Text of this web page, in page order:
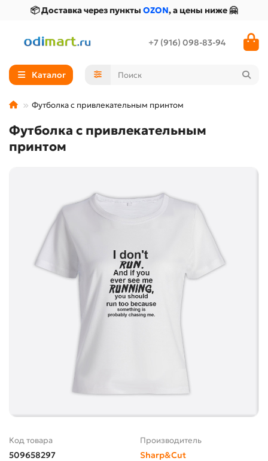
📦 Доставка через пункты OZON, а цены ниже 🤗
+7 (916) 098-83-94
Каталог
Футболка с привлекательным принтом
Футболка с привлекательным
принтом
Код товара
509658297
Производитель
Sharp&Cut